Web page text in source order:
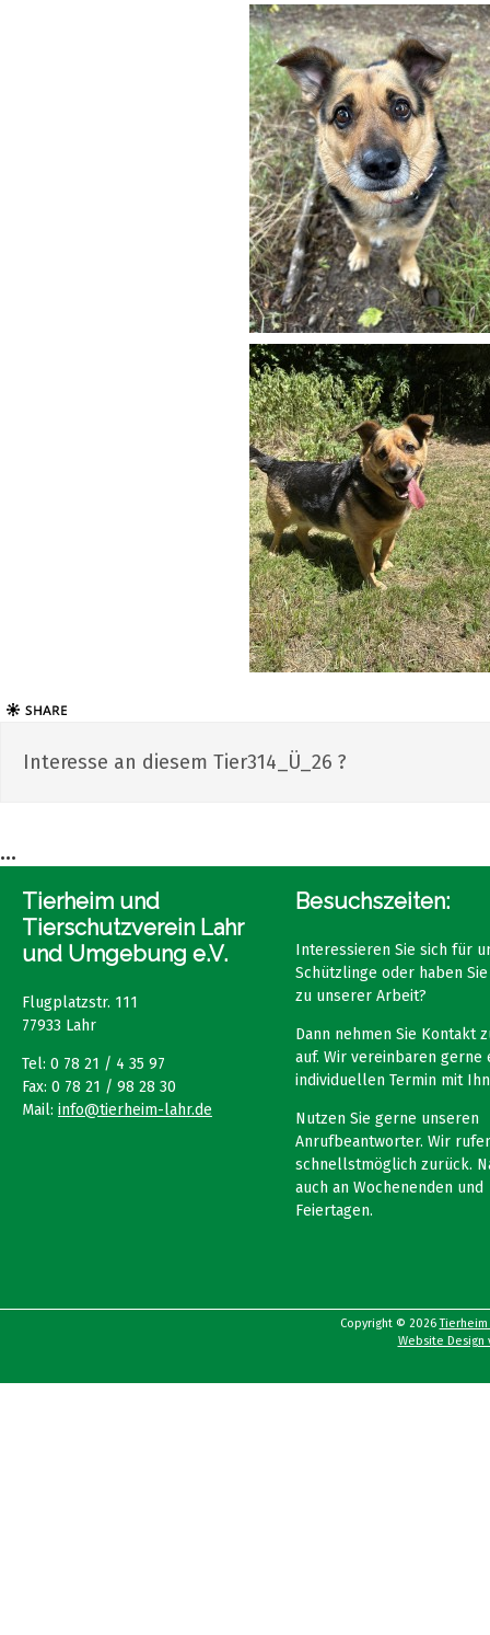
Interesse an diesem Tier314_Ü_26 ?
...
Tierheim und
Tierschutzverein Lahr
und Umgebung e.V.
Flugplatzstr. 111
77933 Lahr
Tel: 0 78 21 / 4 35 97
Fax: 0 78 21 / 98 28 30
Mail: info@tierheim-lahr.de
Besuchszeiten:
Interessieren Sie sich für
Schützlinge oder haben
zu unserer Arbeit?
Dann nehmen Sie Kontakt
auf. Wir vereinbaren gerne
individuellen Termin mit
Nutzen Sie gerne unseren
Anrufbeantworter. Wir
schnellstmöglich zurück.
auch an Wochenenden und
Feiertagen.
Copyright © 2026Tierheim
Website Design